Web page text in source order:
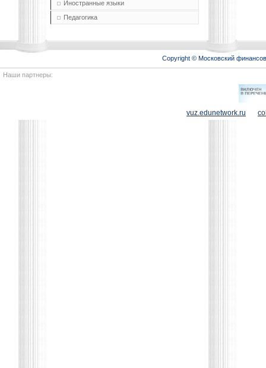
Иностранные языки
Педагогика
Copyright © Московский
Наши партнеры:
vuz.edunetwork.ru